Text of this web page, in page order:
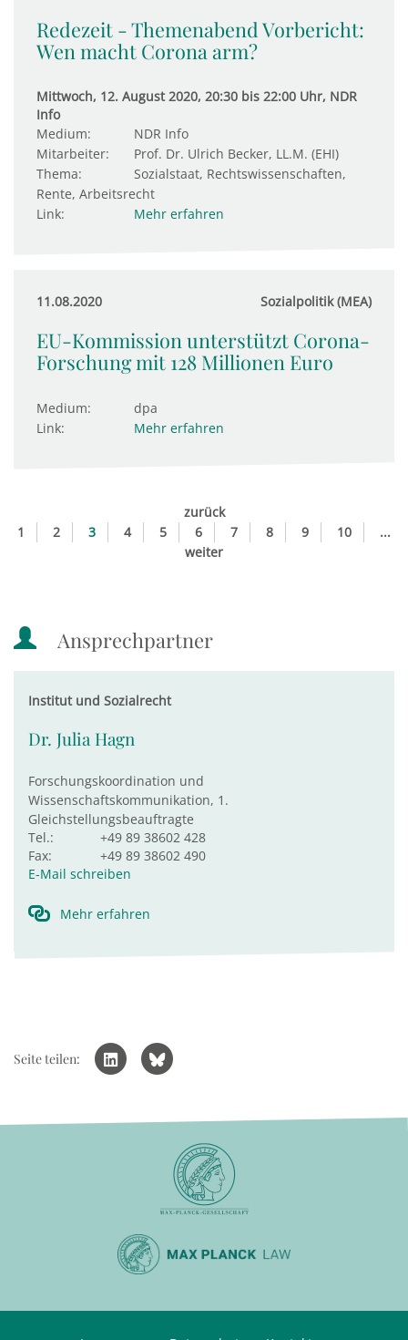
Redezeit - Themenabend Vorbericht:
Wen macht Corona arm?
Mittwoch, 12. August 2020, 20:30 bis 22:00 Uhr, NDR
Info
Medium:
NDR Info
Mitarbeiter:
Prof. Dr. Ulrich Becker, LL.M. (EHI)
Thema:
Sozialstaat, Rechtswissenschaften,
Rente, Arbeitsrecht
Link:
Mehr erfahren
11.08.2020 Sozialpolitik (MEA)
EU-Kommission unterstützt Corona-
Forschung mit 128 Millionen Euro
Medium:
dpa
Link:
Mehr erfahren
zurück
1
2 3 4 5 6 7 8 9 10
...
weiter
Ansprechpartner
Institut und Sozialrecht
Dr. Julia Hagn
Forschungskoordination und
Wissenschaftskommunikation, 1.
Gleichstellungsbeauftragte
Tel.:
+49 89 38602 428
Fax:
+49 89 38602 490
E-Mail schreiben
Mehr erfahren
Seite teilen: